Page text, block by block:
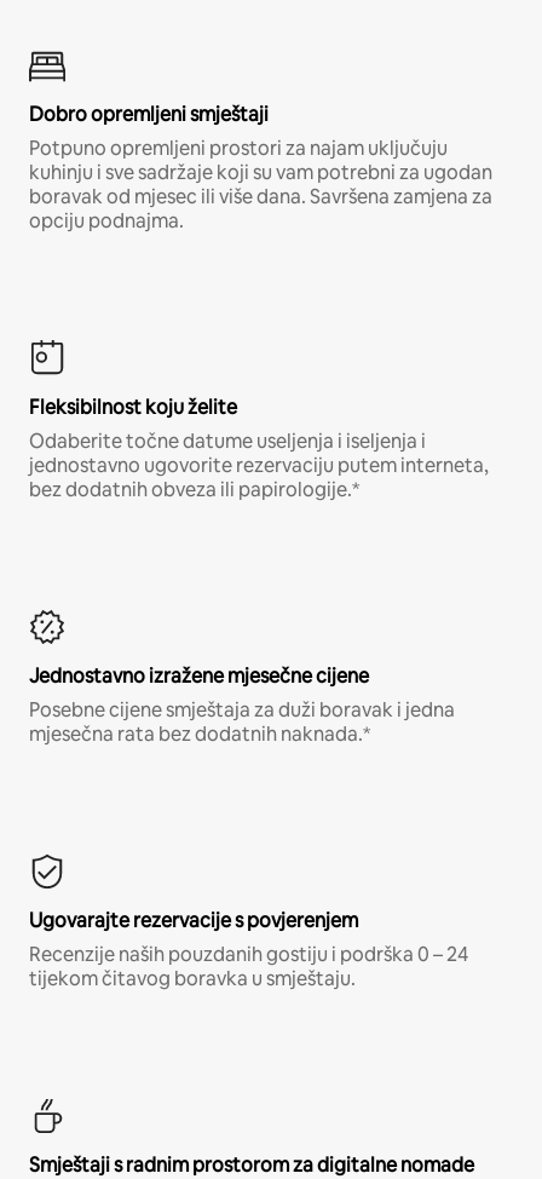
Dobro opremljeni smještaji
Potpuno opremljeni prostori za najam uključuju
kuhinju i sve sadržaje koji su vam potrebni za ugodan
boravak od mjesec ili više dana. Savršena zamjena za
opciju podnajma.
Fleksibilnost koju želite
Odaberite točne datume useljenja i iseljenja i
jednostavno ugovorite rezervaciju putem interneta,
bez dodatnih obveza ili papirologije.*
Jednostavno izražene mjesečne cijene
Posebne cijene smještaja za duži boravak i jedna
mjesečna rata bez dodatnih naknada.*
Ugovarajte rezervacije s povjerenjem
Recenzije naših pouzdanih gostiju i podrška 0 – 24
tijekom čitavog boravka u smještaju.
Smještaji s radnim prostorom za digitalne nomade